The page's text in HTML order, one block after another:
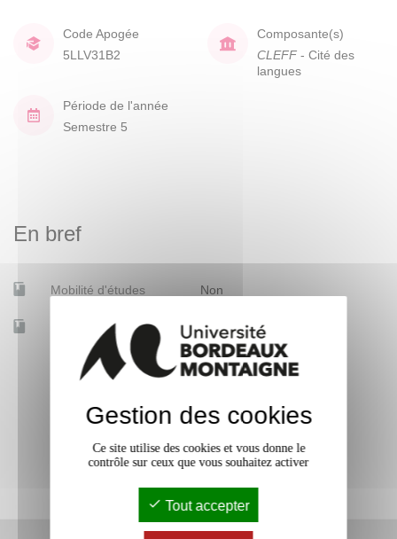
Code Apogée
5LLV31B2
Composante(s)
CLEFF - Cité des
langues
Période de l'année
Semestre 5
En bref
Mobilité d'études Non
Accessible à distance Non
Gestion des cookies
Ce site utilise des cookies et vous donne le
contrôle sur ceux que vous souhaitez activer
Tout accepter